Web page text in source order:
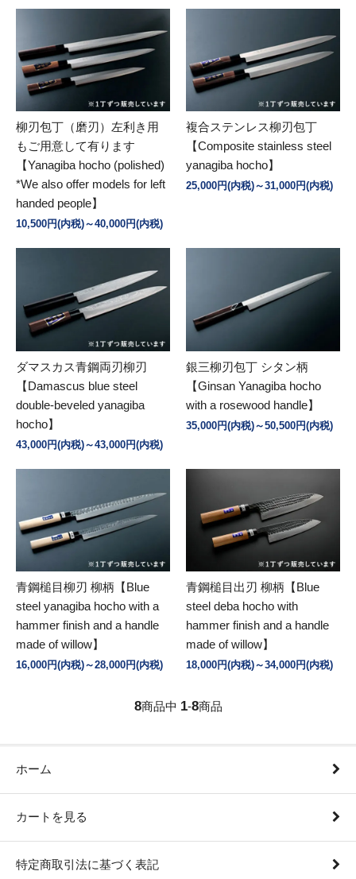
柳刃包丁（磨刃）左利き用
もご用意して有ります
【Yanagiba hocho (polished)
*We also offer models for left
handed people】
10,500円(内税)～40,000円(内税)
複合ステンレス柳刃包丁
【Composite stainless steel
yanagiba hocho】
25,000円(内税)～31,000円(内税)
ダマスカス青鋼両刃柳刃
【Damascus blue steel
double-beveled yanagiba
hocho】
43,000円(内税)～43,000円(内税)
銀三柳刃包丁 シタン柄
【Ginsan Yanagiba hocho
with a rosewood handle】
35,000円(内税)～50,500円(内税)
青鋼槌目柳刃 柳柄【Blue
steel yanagiba hocho with a
hammer finish and a handle
made of willow】
16,000円(内税)～28,000円(内税)
青鋼槌目出刃 柳柄【Blue
steel deba hocho with
hammer finish and a handle
made of willow】
18,000円(内税)～34,000円(内税)
8商品中 1-8商品
ホーム
カートを見る
特定商取引法に基づく表記